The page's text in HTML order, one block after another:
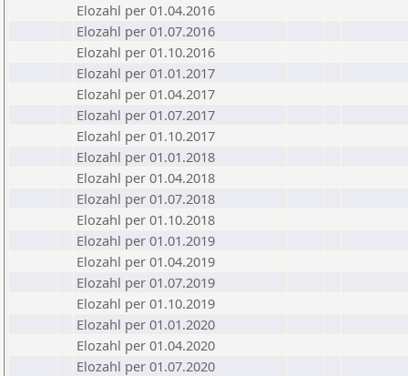
Elozahl per 01.04.2016
Elozahl per 01.07.2016
Elozahl per 01.10.2016
Elozahl per 01.01.2017
Elozahl per 01.04.2017
Elozahl per 01.07.2017
Elozahl per 01.10.2017
Elozahl per 01.01.2018
Elozahl per 01.04.2018
Elozahl per 01.07.2018
Elozahl per 01.10.2018
Elozahl per 01.01.2019
Elozahl per 01.04.2019
Elozahl per 01.07.2019
Elozahl per 01.10.2019
Elozahl per 01.01.2020
Elozahl per 01.04.2020
Elozahl per 01.07.2020